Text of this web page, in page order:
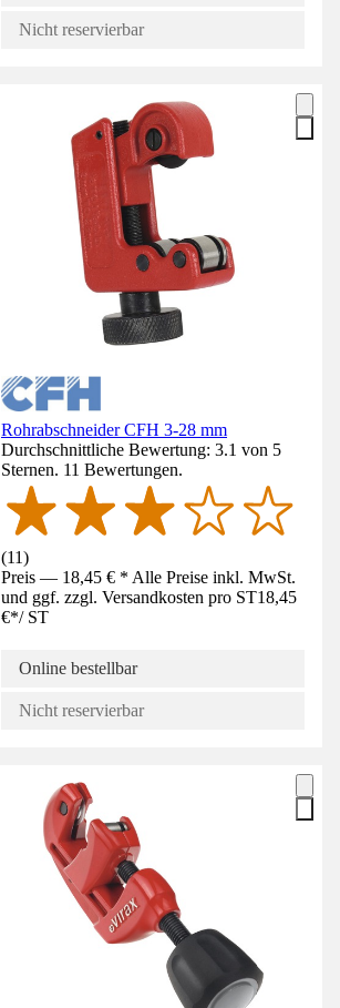
Nicht reservierbar
Rohrabschneider CFH 3-28 mm
Durchschnittliche Bewertung: 3.1 von 5
Sternen. 11 Bewertungen.
(11)
Preis — 18,45 € * Alle Preise inkl. MwSt.
und ggf. zzgl. Versandkosten pro ST18,45
€*/ ST
Online bestellbar
Nicht reservierbar